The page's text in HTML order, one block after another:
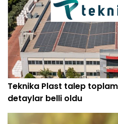
Teknika Plast talep
detaylar belli oldu